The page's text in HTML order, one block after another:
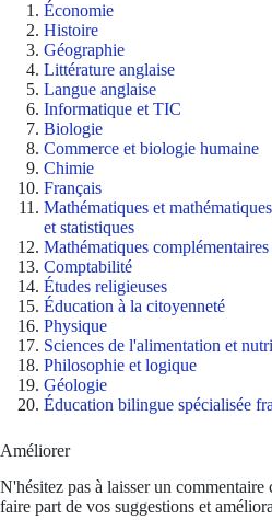
Économie
Histoire
Géographie
Littérature anglaise
Langue anglaise
Informatique et TIC
Biologie
Commerce et biologie humaine
Chimie
Français
Mathématiques et
et statistiques
Mathématiques
Comptabilité
Études religieuses
Éducation à la citoyenneté
Physique
Sciences de l'alimentation et
Philosophie et logique
Géologie
Éducation bilingue spécialisée
Améliorer
N'hésitez pas à laisser un commentaire
faire part de vos suggestions et